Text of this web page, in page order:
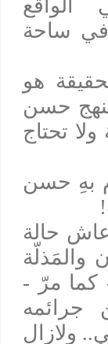
الواقع
ساحة
هو
حسن
تحتاج
بهِ حسن
حالة
كما مرّ -
ولازال